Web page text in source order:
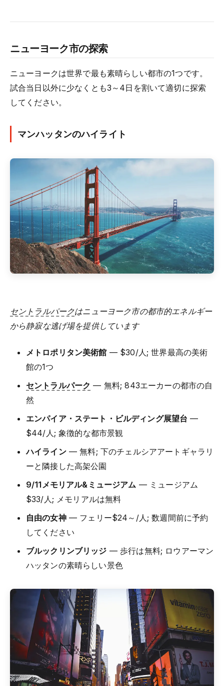
ニューヨーク市の探索
ニューヨークは世界で最も素晴らしい都市の1つです。
試合当日以外に少なくとも3～4日を割いて適切に探索
してください。
マンハッタンのハイライト
セントラルパークはニューヨーク市の都市的エネルギー
から静寂な逃げ場を提供しています
メトロポリタン美術館 — $30/人; 世界最高の美術
館の1つ
セントラルパーク — 無料; 843エーカーの都市の自
然
エンパイア・ステート・ビルディング展望台 —
$44/人; 象徴的な都市景観
ハイライン— 無料; 下のチェルシアアートギャラリ
ーと隣接した高架公園
9/11メモリアル&ミュージアム — ミュージアム
$33/人; メモリアルは無料
自由の女神— フェリー$24～/人; 数週間前に予約
してください
ブルックリンブリッジ — 歩行は無料; ロウアーマン
ハッタンの素晴らしい景色